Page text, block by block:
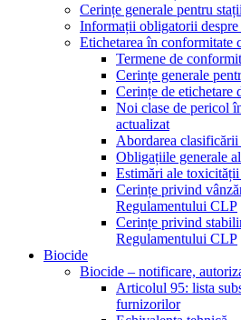
Cerințe generale pentru
Informații obligatorii
Etichetarea în conformitate
Termene de
Cerințe generale
Cerințe de etichetare
Noi clase de pericol
actualizat
Abordarea
Obligațiile generale
Estimări ale
Cerințe privind
Regulamentului CLP
Cerințe privind
Regulamentului CLP
Biocide
Biocide – notificare,
Articolul 95: lista
furnizorilor